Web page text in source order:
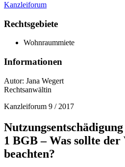
Kanzleiforum
Rechtsgebiete
Wohnraummiete
Informationen
Autor: Jana Wegert
Rechtsanwältin
Kanzleiforum 9 / 2017
1 BGB – Was sollte
beachten?